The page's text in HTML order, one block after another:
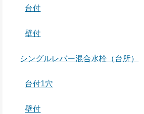
台付
壁付
シングルレバー混合水栓（台所）
台付1穴
壁付